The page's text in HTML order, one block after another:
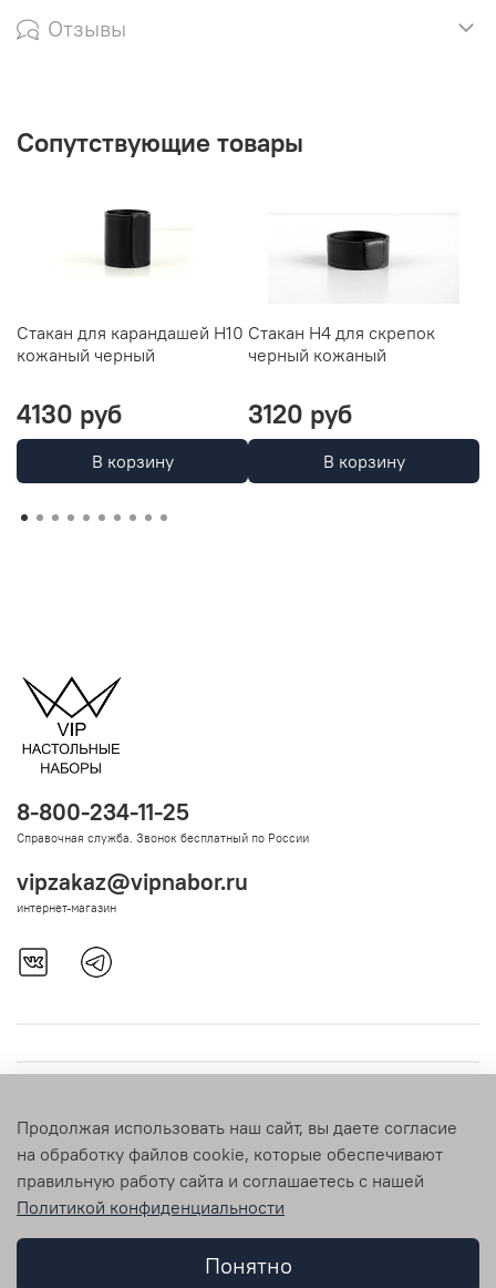
Отзывы
Сопутствующие товары
Стакан для карандашей H10
кожаный черный
4130 руб
В корзину
Стакан H4 для скрепок
черный кожаный
3120 руб
В корзину
8-800-234-11-25
Справочная служба. Звонок бесплатный по России
vipzakaz@vipnabor.ru
интернет-магазин
© 2009-2026 vipnabor.ru Любое использование контента без
письменного разрешения запрещено
Продолжая использовать наш сайт, вы даете согласие
на обработку файлов cookie, которые обеспечивают
правильную работу сайта и соглашаетесь с нашей
Политикой конфиденциальности
Понятно